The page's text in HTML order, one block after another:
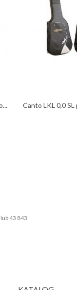
Canto LKL 0,0
43 843